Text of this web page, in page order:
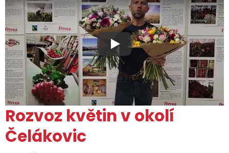
Proč jsou květiny z Florea
Rozvoz květin v okolí
Čelákovic